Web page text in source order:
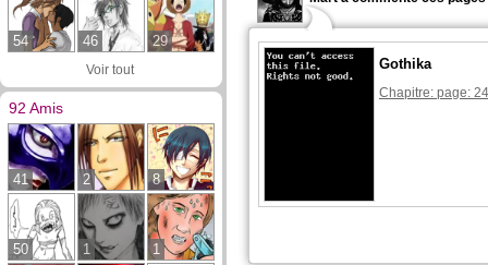
54 46 29
Voir tout
92 Amis
41 2 8
50 1 1
Gothika
Chapitre: page: 24